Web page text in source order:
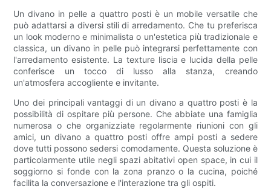
Un divano in pelle a quattro posti è un mobile versatile che
può adattarsi a diversi stili di arredamento. Che tu preferisca
un look moderno e minimalista o un'estetica più tradizionale e
classica, un divano in pelle può integrarsi perfettamente con
l'arredamento esistente. La texture liscia e lucida della pelle
conferisce un tocco di lusso alla stanza, creando
un'atmosfera accogliente e invitante.
Uno dei principali vantaggi di un divano a quattro posti è la
possibilità di ospitare più persone. Che abbiate una famiglia
numerosa o che organizziate regolarmente riunioni con gli
amici, un divano a quattro posti offre ampi posti a sedere
dove tutti possono sedersi comodamente. Questa soluzione è
particolarmente utile negli spazi abitativi open space, in cui il
soggiorno si fonde con la zona pranzo o la cucina, poiché
facilita la conversazione e l'interazione tra gli ospiti.